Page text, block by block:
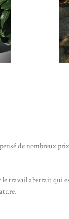
de nombreux
travail abstrait qui